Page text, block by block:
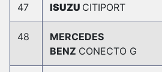
47 ISUZU CITIPORT
48
MERCEDES
BENZ CONECTO G